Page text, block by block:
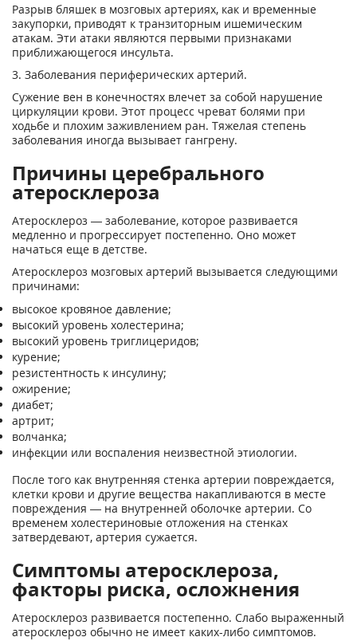
Разрыв бляшек в мозговых артериях, как и временные
закупорки, приводят к транзиторным ишемическим
атакам. Эти атаки являются первыми признаками
приближающегося инсульта.
3. Заболевания периферических артерий.
Сужение вен в конечностях влечет за собой нарушение
циркуляции крови. Этот процесс чреват болями при
ходьбе и плохим заживлением ран. Тяжелая степень
заболевания иногда вызывает гангрену.
Причины церебрального
атеросклероза
Атеросклероз — заболевание, которое развивается
медленно и прогрессирует постепенно. Оно может
начаться еще в детстве.
Атеросклероз мозговых артерий вызывается следующими
причинами:
высокое кровяное давление;
высокий уровень холестерина;
высокий уровень триглицеридов;
курение;
резистентность к инсулину;
ожирение;
диабет;
артрит;
волчанка;
инфекции или воспаления неизвестной этиологии.
После того как внутренняя стенка артерии повреждается,
клетки крови и другие вещества накапливаются в месте
повреждения — на внутренней оболочке артерии. Со
временем холестериновые отложения на стенках
затвердевают, артерия сужается.
Симптомы атеросклероза,
факторы риска, осложнения
Атеросклероз развивается постепенно. Слабо выраженный
атеросклероз обычно не имеет каких-либо симптомов.